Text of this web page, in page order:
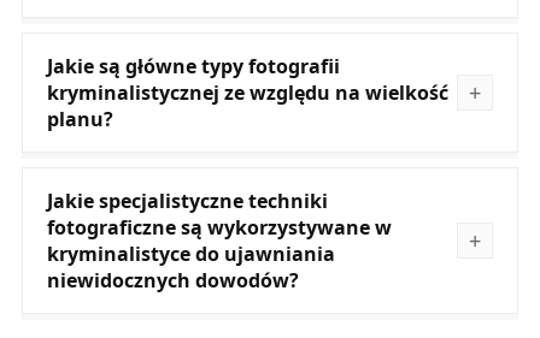
Jakie są główne typy fotografii
kryminalistycznej ze względu na wielkość
planu?
Jakie specjalistyczne techniki
fotograficzne są wykorzystywane w
kryminalistyce do ujawniania
niewidocznych dowodów?